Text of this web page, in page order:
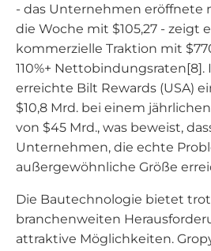
- das Unternehmen eröffnete
die Woche mit $105,27 - zeigt
kommerzielle Traktion mit
110%+ Nettobindungsraten[8].
erreichte Bilt Rewards (USA)
$10,8 Mrd. bei einem
von $45 Mrd., was beweist,
Unternehmen, die echte
außergewöhnliche Größe
Die Bautechnologie bietet
branchenweiten
attraktive Möglichkeiten.